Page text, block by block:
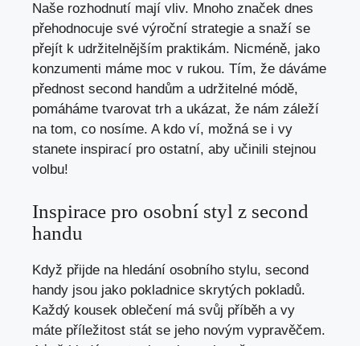
Naše rozhodnutí mají vliv. Mnoho značek dnes
přehodnocuje své​ výroční⁣ strategie a snaží se
přejít k ⁣udržitelnějším⁣ praktikám. Nicméně, jako‍
konzumenti ⁢máme moc v rukou. Tím,⁢ že dáváme
⁣přednost second handům a udržitelné módě,
⁢pomáháme tvarovat trh a ukázat, že nám záleží
na tom, co nosíme. A kdo ví, možná se ‌i vy
stanete inspirací pro ostatní, aby učinili stejnou
volbu!
Inspirace pro osobní styl z second
handu
Když přijde⁤ na ‍hledání osobního stylu,‍ second
handy jsou ‍jako pokladnice skrytých pokladů.​
Každý kousek ​oblečení má svůj příběh a vy
máte příležitost‍ stát se ⁤jeho novým vypravěčem.